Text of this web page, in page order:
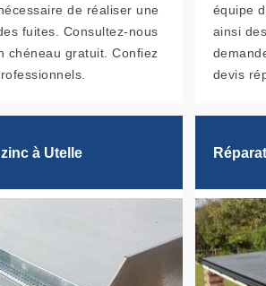
de réaliser une
fuites. Consultez-nous
chéneau gratuit. Confiez
équipe
ainsi
devis
à Utelle